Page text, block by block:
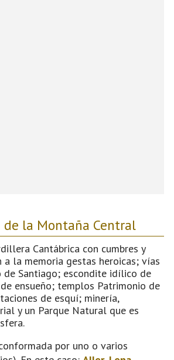
de la Montaña Central
Cantábrica con cumbres y
la memoria gestas heroicas; vías
de Santiago; escondite idílico de
ensueño; templos Patrimonio de
de esquí; minería,
y un Parque Natural que es
por uno o varios